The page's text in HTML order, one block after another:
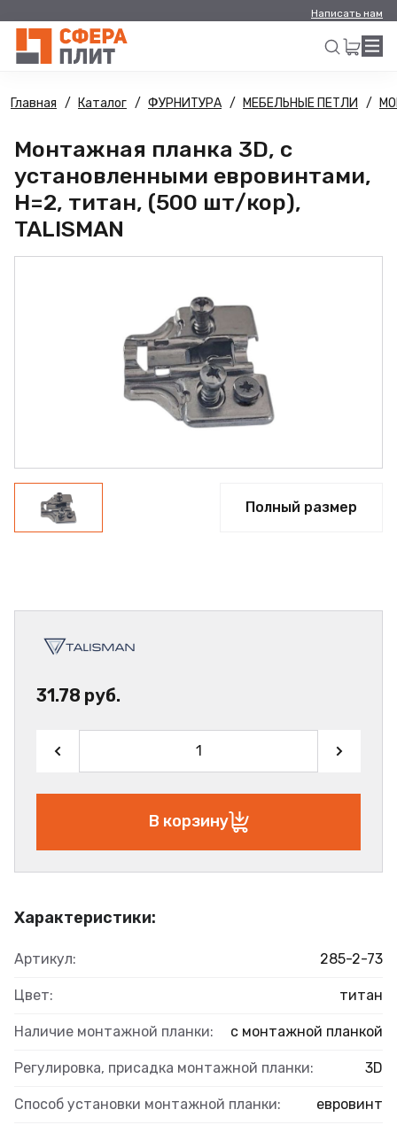
Написать нам
Искать
Главная Каталог ФУРНИТУРА МЕБЕЛЬНЫЕ ПЕТЛИ
Монтажная планка 3D, с
установленными евровинтами,
H=2, титан, (500 шт/кор),
TALISMAN
Полный размер
Характеристики:
Артикул: 285-2-73
Цвет: титан
Наличие монтажной планки: с монтажной планкой
Регулировка, присадка монтажной планки: 3D
Способ установки монтажной планки: евровинт
31.78 руб.
В корзину